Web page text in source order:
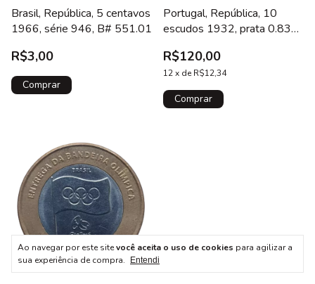
Ao navegar por este sitevocê aceita o uso de cookies para agilizar a
sua experiência de compra.
Entendi
Brasil, República, 5 centavos
1966, série 946, B# 551.01
R$3,00
Portugal, República, 10
escudos 1932, prata 0.835,
linda!
R$120,00
12x de R$12,34